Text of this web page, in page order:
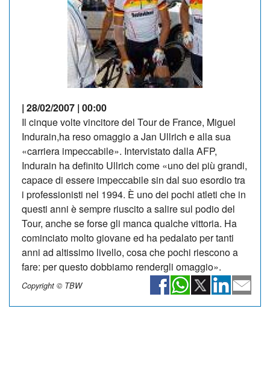
| 28/02/2007 | 00:00
Il cinque volte vincitore del Tour de France, Miguel
Indurain,ha reso omaggio a Jan Ullrich e alla sua
«carriera impeccabile». Intervistato dalla AFP,
Indurain ha definito Ullrich come «uno dei più grandi,
capace di essere impeccabile sin dal suo esordio tra
i professionisti nel 1994. È uno dei pochi atleti che in
questi anni è sempre riuscito a salire sul podio del
Tour, anche se forse gli manca qualche vittoria. Ha
cominciato molto giovane ed ha pedalato per tanti
anni ad altissimo livello, cosa che pochi riescono a
fare: per questo dobbiamo rendergli omaggio».
Copyright © TBW